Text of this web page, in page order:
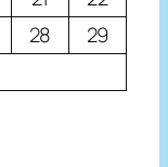
28
29